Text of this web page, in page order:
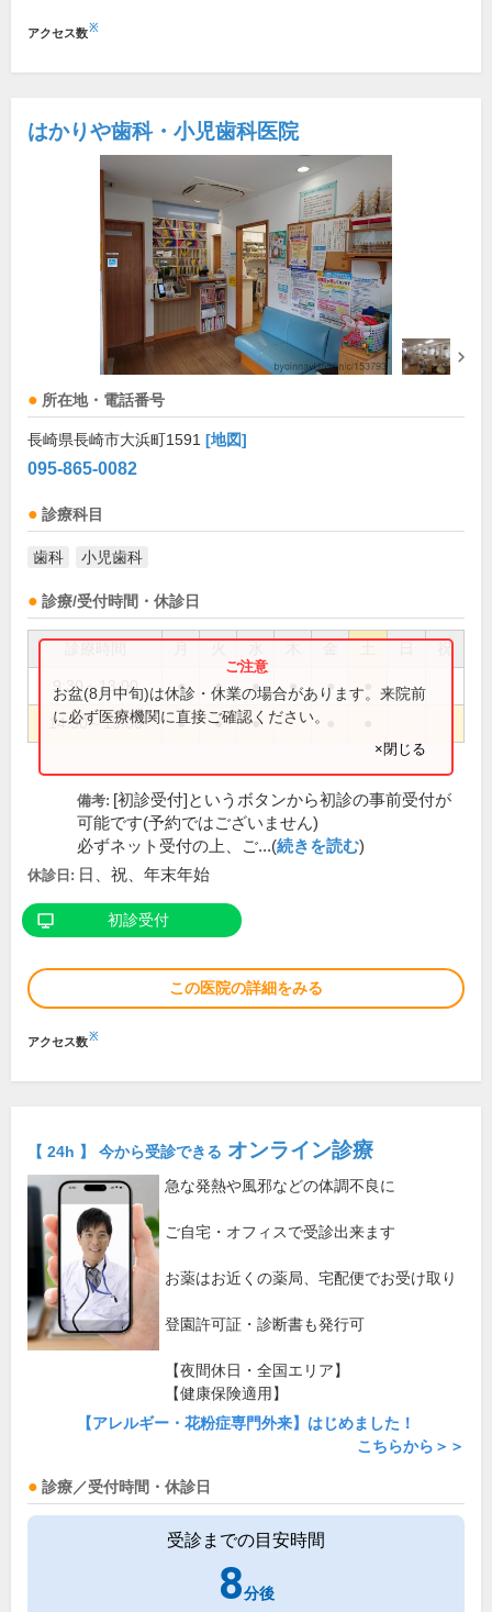
アクセス数※
はかりや歯科・小児歯科医院
所在地・電話番号
長崎県長崎市大浜町1591 [地図]
095-865-0082
診療科目
歯科 小児歯科
診療/受付時間・休診日
祝
9:30～13:00 ● ● ● ● ●
14:30～19:00 ● ● ●
お盆(8月中旬)は休診・休業の場合があります。来院前
に必ず医療機関に直接ご確認ください。
×閉じる
備考: [初診受付]というボタンから初診の事前受付が
可能です(予約ではございません)
必ずネット受付の上、ご...(続きを読む)
休診日: 日、祝、年末年始
初診受付
この医院の詳細をみる
アクセス数※
【 24h 】 今から受診できる オンライン診療
急な発熱や風邪などの体調不良に
ご自宅・オフィスで受診出来ます
お薬はお近くの薬局、宅配便でお受け取り
登園許可証・診断書も発行可
【夜間休日・全国エリア】
【健康保険適用】
【アレルギー・花粉症専門外来】はじめました！
こちらから＞＞
診療／受付時間・休診日
受診までの目安時間
8分後